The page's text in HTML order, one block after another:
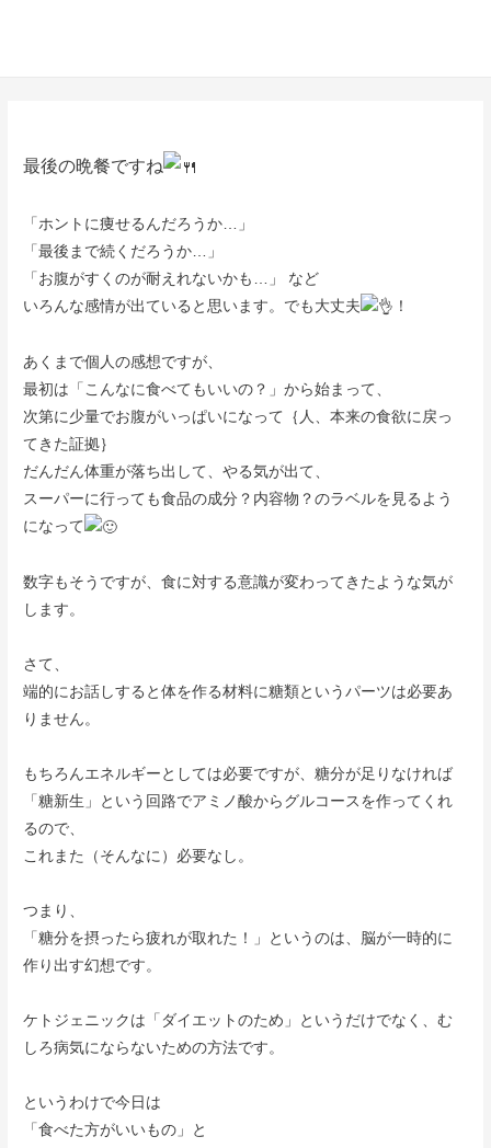
最後の晩餐ですね
「ホントに痩せるんだろうか…」
「最後まで続くだろうか…」
「お腹がすくのが耐えれないかも…」 など
いろんな感情が出ていると思います。でも大丈夫
！
あくまで個人の感想ですが、
最初は「こんなに食べてもいいの？」から始まって、
次第に少量でお腹がいっぱいになって｛人、本来の食欲に戻っ
てきた証拠｝
だんだん体重が落ち出して、やる気が出て、
スーパーに行っても食品の成分？内容物？のラベルを見るよう
になって
数字もそうですが、食に対する意識が変わってきたような気が
します。
さて、
端的にお話しすると体を作る材料に糖類というパーツは必要あ
りません。
もちろんエネルギーとしては必要ですが、糖分が足りなければ
「糖新生」という回路でアミノ酸からグルコースを作ってくれ
るので、
これまた（そんなに）必要なし。
つまり、
「糖分を摂ったら疲れが取れた！」というのは、脳が一時的に
作り出す幻想です。
ケトジェニックは「ダイエットのため」というだけでなく、む
しろ病気にならないための方法です。
というわけで今日は
「食べた方がいいもの」と